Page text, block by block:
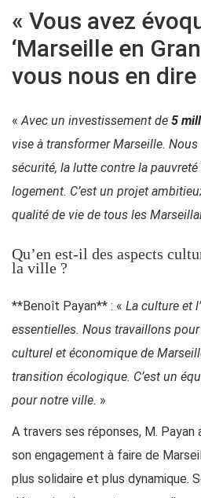
« Vous avez
‘Marseille en
vous nous en dire
«Avec un investissement de 5
vise à transformer Marseille.
sécurité, la lutte contre la pauvreté
logement. C’est un projet
qualité de vie de tous les
Qu’en est-il des aspects
la ville ?
**Benoît Payan** : « La culture et
essentielles. Nous travaillons
culturel et économique de
transition écologique. C’est un
pour notre ville. »
A travers ses réponses, M.
son engagement à faire de
plus solidaire et plus dynamique.